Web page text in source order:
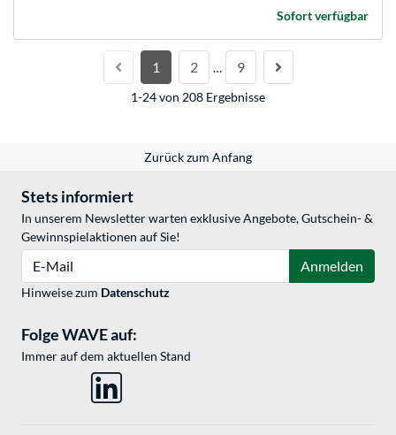
Sofort verfügbar
1 2 … 9
1-24 von 208 Ergebnisse
Zurück zum Anfang
Stets informiert
In unserem Newsletter warten exklusive Angebote, Gutschein- &
Gewinnspielaktionen auf Sie!
Anmelden
Hinweise zum Datenschutz
Folge WAVE auf:
Immer auf dem aktuellen Stand